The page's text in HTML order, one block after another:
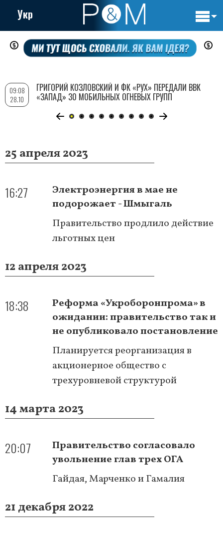
Перейти
содержанию
Укр
25 апреля 2023
16:27
Электроэнергия в мае не
подорожает - Шмыгаль
Правительство продлило действие
льготных цен
12 апреля 2023
18:38
Реформа «Укроборонпрома» в
ожидании: правительство так и
не опубликовало постановление
Планируется реорганизация в
акционерное общество с
трехуровневой структурой
14 марта 2023
20:07
Правительство согласовало
увольнение глав трех ОГА
Гайдая, Марченко и Гамалия
21 декабря 2022
09:08
28.10
ГРИГОРИЙ КОЗЛОВСКИЙ И ФК «РУХ» ПЕРЕДАЛИ ВВК
«ЗАПАД» 30 МОБИЛЬНЫХ ОГНЕВЫХ ГРУПП